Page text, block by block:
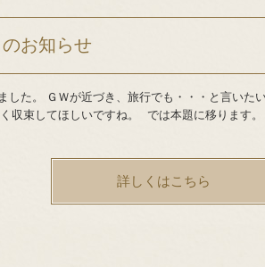
お知らせ
した。 ＧＷが近づき、旅行でも・・・と言いた
収束してほしいですね。 では本題に移ります
詳しくはこちら